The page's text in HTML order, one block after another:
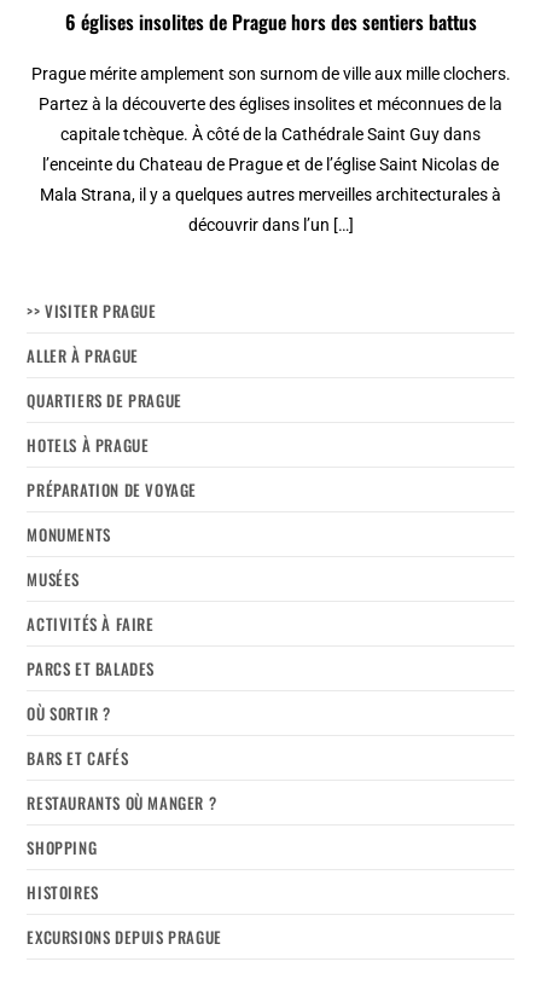
6 églises insolites de Prague hors des sentiers battus
Prague mérite amplement son surnom de ville aux mille clochers.
Partez à la découverte des églises insolites et méconnues de la
capitale tchèque. À côté de la Cathédrale Saint Guy dans
l’enceinte du Chateau de Prague et de l’église Saint Nicolas de
Mala Strana, il y a quelques autres merveilles architecturales à
découvrir dans l’un […]
>> VISITER PRAGUE
ALLER À PRAGUE
QUARTIERS DE PRAGUE
HOTELS À PRAGUE
PRÉPARATION DE VOYAGE
MONUMENTS
MUSÉES
ACTIVITÉS À FAIRE
PARCS ET BALADES
OÙ SORTIR ?
BARS ET CAFÉS
RESTAURANTS OÙ MANGER ?
SHOPPING
HISTOIRES
EXCURSIONS DEPUIS PRAGUE